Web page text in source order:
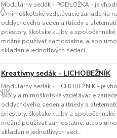
Modulárny sedák - PODLOŽKA - je
a mimoškolské vzdelávacie zariadenia
oddychového sedenia (triedy a
priestory, školské kluby a spoločennské
možné používať samostatne, alebo
skladanie jednotlivých sedací...
Kreatívny sedák - LICHOBEŽNÍK
Modulárny sedák - LICHOBEŽNÍK - je
školy a mimoškolské vzdelávacie
oddychového sedenia (triedy a
priestory, školské kluby a spoločennské
možné používať samostatne, alebo
skladanie jednotlivých sed...